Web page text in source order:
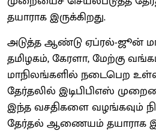
தயாராக இருக்கிறது.
அடுத்த ஆண்டு ஏப்ரல்-ஜூன்
தமிழகம், கேரளா, மேற்கு
மாநிலங்களில் நடைபெற
தேர்தலில் இடிபிபிஎஸ்
இந்த வசதிகளை வழங்கவும்
தேர்தல் ஆணையம் தயாராக